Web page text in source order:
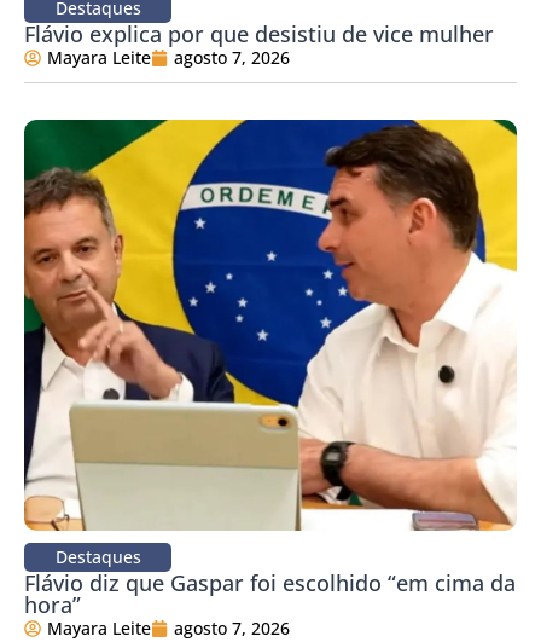
Destaques
Flávio explica por que desistiu de vice mulher
Mayara Leite agosto 7, 2026
Destaques
Flávio diz que Gaspar foi escolhido “em cima da
hora”
Mayara Leite agosto 7, 2026